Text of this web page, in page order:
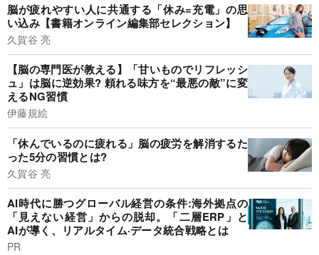
脳が疲れやすい人に共通する「休み=充電」の思
い込み【書籍オンライン編集部セレクション】
久賀谷 亮
【脳の専門医が教える】「甘いものでリフレッシ
ュ」は脳に逆効果? 頼れる味方を“最悪の敵”に変
えるNG習慣
伊藤規絵
「休んでいるのに疲れる」脳の疲労を解消するた
った5分の習慣とは?
久賀谷 亮
AI時代に勝つグローバル経営の条件:海外拠点の
「見えない経営」からの脱却。「二層ERP」と
AIが導く、リアルタイム·データ統合戦略とは
PR